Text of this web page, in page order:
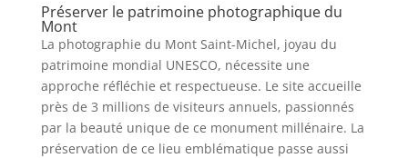
Préserver le patrimoine photographique du
Mont
La photographie du Mont Saint-Michel, joyau du
patrimoine mondial UNESCO, nécessite une
approche réfléchie et respectueuse. Le site accueille
près de 3 millions de visiteurs annuels, passionnés
par la beauté unique de ce monument millénaire. La
préservation de ce lieu emblématique passe aussi